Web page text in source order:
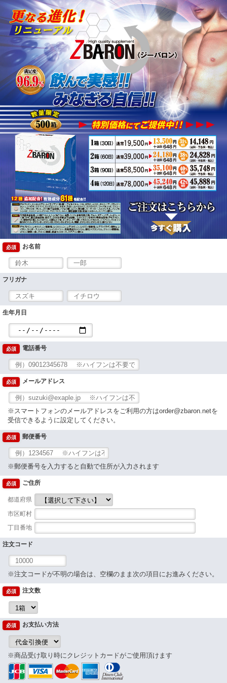
お名前
必須
フリガナ
生年月日
必須 電話番号
必須 メールアドレス
※スマートフォンのメールアドレスをご利用の方はorder@zbaron.netを
受信できるように設定してください。
必須 郵便番号
※郵便番号を入力すると自動で住所が入力されます
必須 ご住所
都道府県
市区町村
丁目番地
注文コード
※注文コードが不明の場合は、空欄のまま次の項目にお進みください。
必須 注文数
必須 お支払い方法
※商品受け取り時にクレジットカードがご使用頂けます